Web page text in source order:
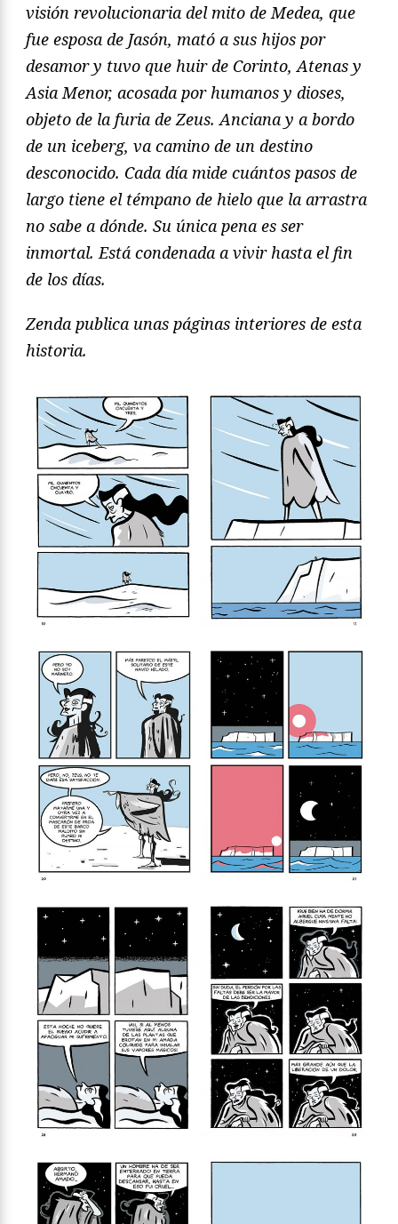
visión revolucionaria del mito de Medea, que
fue esposa de Jasón, mató a sus hijos por
desamor y tuvo que huir de Corinto, Atenas y
Asia Menor, acosada por humanos y dioses,
objeto de la furia de Zeus. Anciana y a bordo
de un iceberg, va camino de un destino
desconocido. Cada día mide cuántos pasos de
largo tiene el témpano de hielo que la arrastra
no sabe a dónde. Su única pena es ser
inmortal. Está condenada a vivir hasta el fin
de los días.
Zenda publica unas páginas interiores de esta
historia.